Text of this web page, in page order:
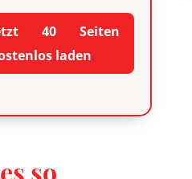
5,40 Seiten
laden
so